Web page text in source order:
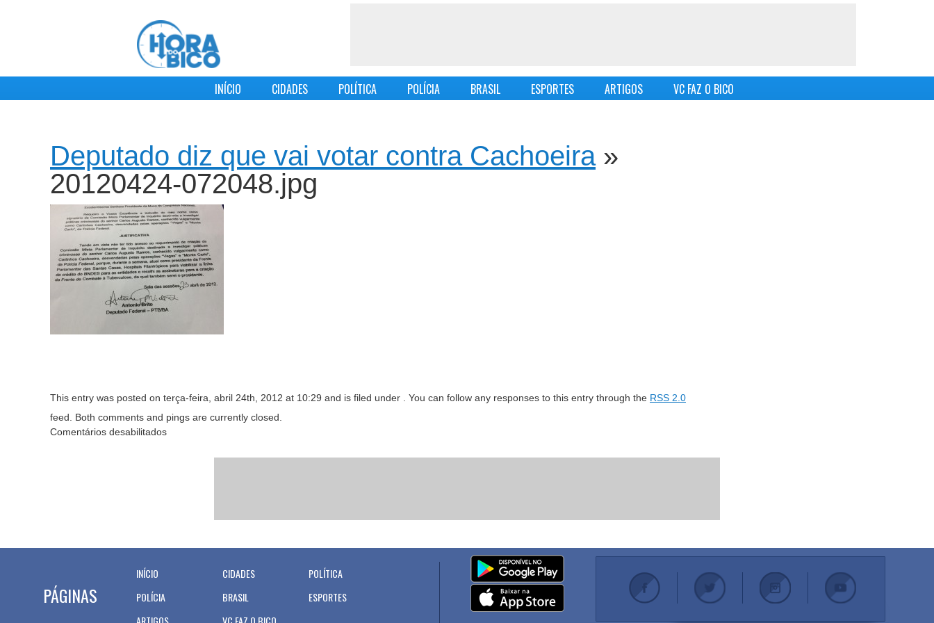
INÍCIO CIDADES POLÍTICA POLÍCIA BRASIL ESPORTES ARTIGOS VC FAZ O BICO
Deputado diz que vai votar contra Cachoeira»
20120424-072048.jpg
This entry was posted on terça-feira, abril 24th, 2012 at 10:29 and is filed under . You can follow any responses to this entry through the RSS 2.0
feed. Both comments and pings are currently closed.
Comentários desabilitados
PÁGINAS
INÍCIO CIDADES
POLÍTICA
POLÍCIA
BRASIL
ESPORTES